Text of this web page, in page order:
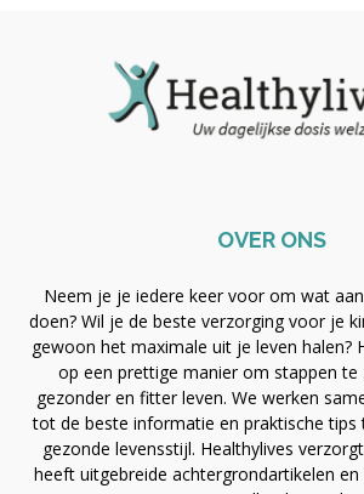
OVER ONS
Neem je je iedere keer voor om wat
doen? Wil je de beste verzorging voor je
gewoon het maximale uit je leven halen?
op een prettige manier om stappen te
gezonder en fitter leven. We werken
tot de beste informatie en praktische tips
gezonde levensstijl. Healthylives
heeft uitgebreide achtergrondartikelen